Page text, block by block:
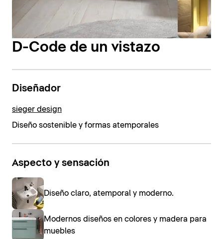
D-Code de un vistazo
Diseñador
sieger design
Diseño sostenible y formas atemporales
Aspecto y sensación
Diseño claro, atemporal y moderno.
Modernos diseños en colores y madera para
muebles